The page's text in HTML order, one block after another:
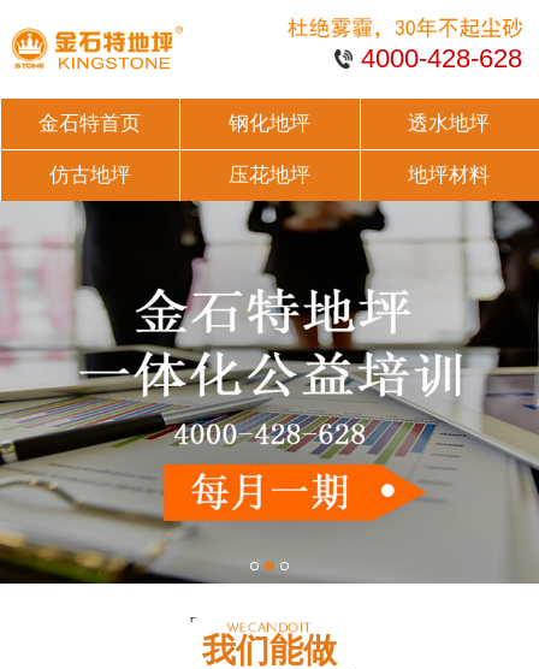
4000-428-628
金石特首页 钢化地坪 透水地坪
仿古地坪 压花地坪 地坪材料
我们能做